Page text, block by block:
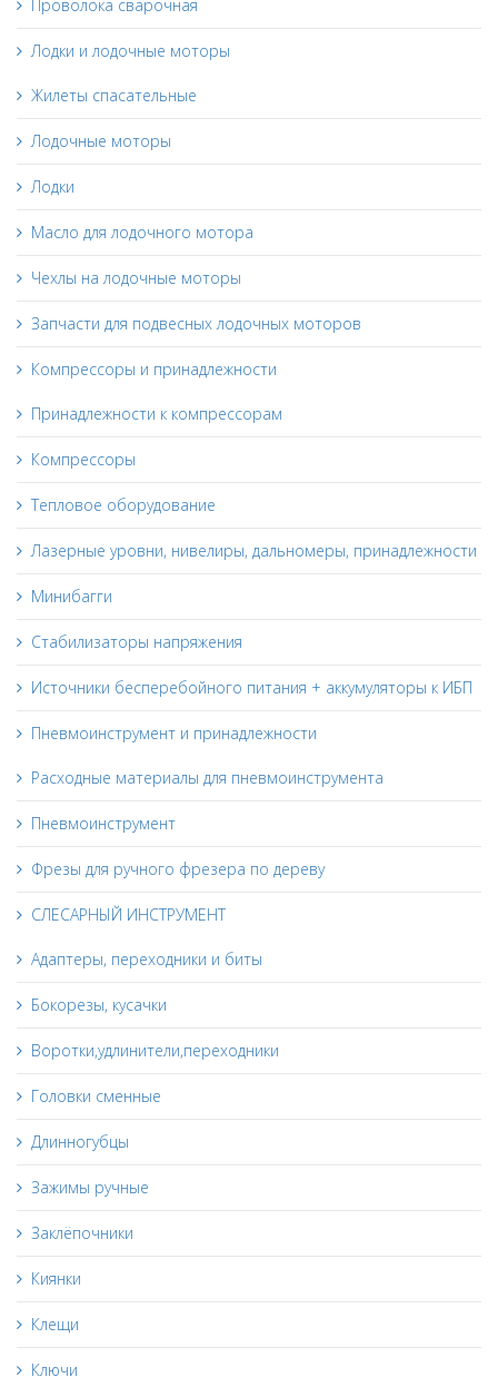
Проволока сварочная
Лодки и лодочные моторы
Жилеты спасательные
Лодочные моторы
Лодки
Масло для лодочного мотора
Чехлы на лодочные моторы
Запчасти для подвесных лодочных моторов
Компрессоры и принадлежности
Принадлежности к компрессорам
Компрессоры
Тепловое оборудование
Лазерные уровни, нивелиры, дальномеры, принадлежности
Минибагги
Стабилизаторы напряжения
Источники бесперебойного питания + аккумуляторы к ИБП
Пневмоинструмент и принадлежности
Расходные материалы для пневмоинструмента
Пневмоинструмент
Фрезы для ручного фрезера по дереву
СЛЕСАРНЫЙ ИНСТРУМЕНТ
Адаптеры, переходники и биты
Бокорезы, кусачки
Воротки,удлинители,переходники
Головки сменные
Длинногубцы
Зажимы ручные
Заклёпочники
Киянки
Клещи
Ключи